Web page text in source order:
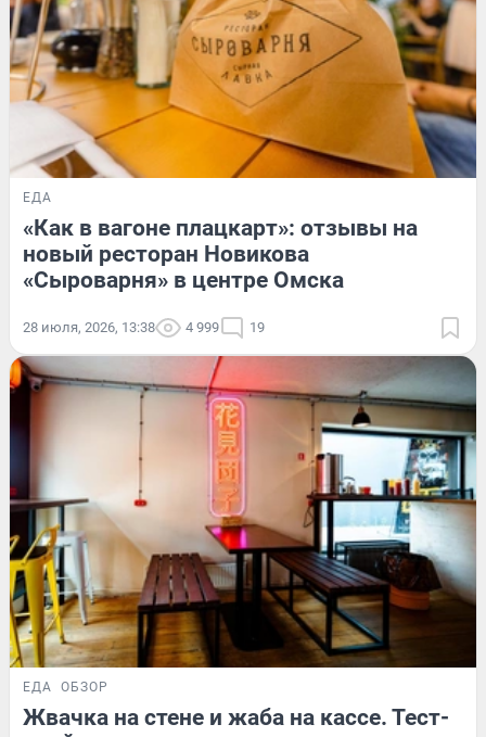
ЕДА
«Как в вагоне плацкарт»: отзывы на
новый ресторан Новикова
«Сыроварня» в центре Омска
28 июля, 2026, 13:38 4 999 19
ЕДА ОБЗОР
Жвачка на стене и жаба на кассе. Тест-